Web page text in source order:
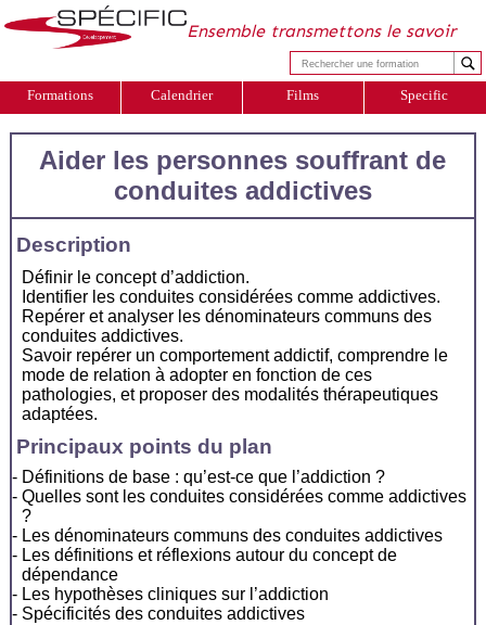
Ensemble transmettons le savoir
Formations Calendrier Films Specific
Aider les personnes souffrant de
conduites addictives
Description
Définir le concept d’addiction.
Identifier les conduites considérées comme addictives.
Repérer et analyser les dénominateurs communs des
conduites addictives.
Savoir repérer un comportement addictif, comprendre le
mode de relation à adopter en fonction de ces
pathologies, et proposer des modalités thérapeutiques
adaptées.
Principaux points du plan
Définitions de base : qu’est-ce que l’addiction ?
Quelles sont les conduites considérées comme addictives
?
Les dénominateurs communs des conduites addictives
Les définitions et réflexions autour du concept de
dépendance
Les hypothèses cliniques sur l’addiction
Spécificités des conduites addictives